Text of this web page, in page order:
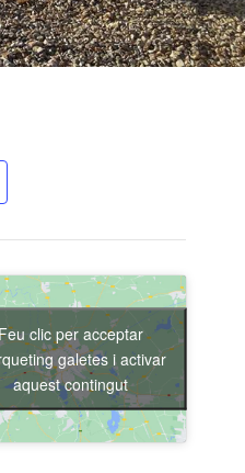
Feu clic per acceptar
galetes i activar
aquest contingut